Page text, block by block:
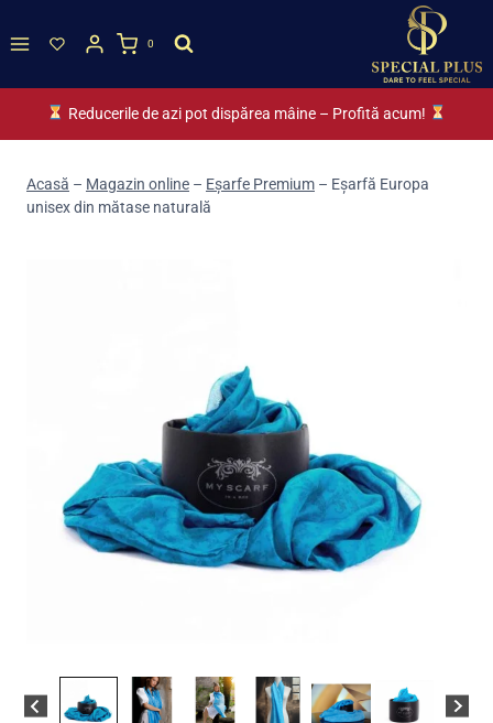
to
0
Reducerile de azi pot dispărea mâine – Profită acum!
Acasă – Magazin online – Eșarfe Premium – Eșarfă Europa
unisex din mătase naturală